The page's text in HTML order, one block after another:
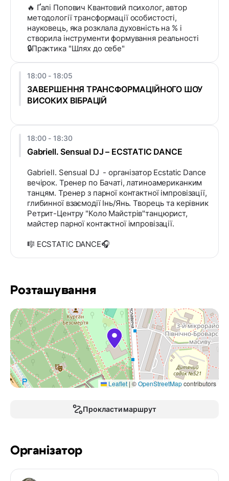
🔥 Ґалі Попович Квантовий психолог, автор
методології трансформації особистості,
науковець, яка розклала духовність на % і
створила інструменти формування реальності
🔒Практика "Шлях до себе"
18:00 - 18:05
ЗАВЕРШЕННЯ ТРАНСФОРМАЦІЙНОГО ШОУ
ВИСОКИХ ВІБРАЦІЙ
18:00 - 18:30
Gabriell. Sensual DJ – ECSTATIC DANCE
Gabriell. Sensual DJ - організатор Ecstatic Dance
вечірок. Тренер по Бачаті, латиноамериканким
танцям. Тренер з парної контактної імпровізації,
глибинної взаємодії Інь/Янь. Творець та керівник
Ретрит-Центру "Коло Майстрів"танцюрист,
майстер парної контактної імпровізації.
🎼 ECSTATIC DANCE🎧
Розташування
Leaflet | ©OpenStreetMapcontributors
Прокласти маршрут
Організатор